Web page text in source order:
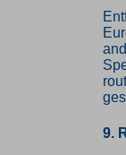
9.